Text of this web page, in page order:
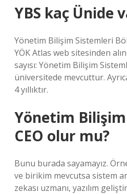
YBS kaç Ünide
Yönetim Bilişim Sistemleri
YÖK Atlas web sitesinden
sayısı: Yönetim Bilişim
üniversitede mevcuttur.
4 yıllıktır.
Yönetim
CEO olur mu?
Bunu burada sayamayız.
ve birikim mevcutsa sistem
zekası uzmanı, yazılım